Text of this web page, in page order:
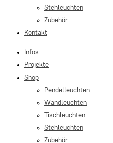
Stehleuchten
Zubehör
Kontakt
Infos
Projekte
Shop
Pendelleuchten
Wandleuchten
Tischleuchten
Stehleuchten
Zubehör